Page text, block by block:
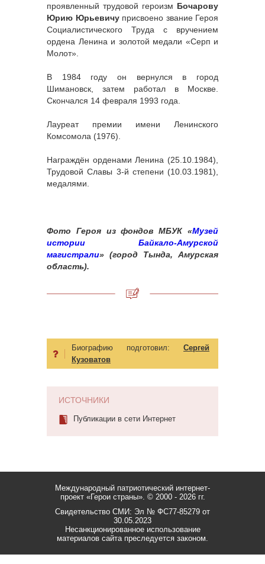
проявленный трудовой героизм Бочарову
Юрию Юрьевичуприсвоено звание Героя
Социалистического Труда с вручением
ордена Ленина и золотой медали «Серп и
Молот».
В 1984 году он вернулся в город
Шимановск, затем работал в Москве.
Скончался 14 февраля 1993 года.
Лауреат премии имени Ленинского
Комсомола (1976).
Награждён орденами Ленина (25.10.1984),
Трудовой Славы 3-й степени (10.03.1981),
медалями.
Фото Героя из фондов МБУК «Музей
истории Байкало-Амурской
магистрали» (город Тында, Амурская
область).
Биографию подготовил: Сергей
Кузоватов
ИСТОЧНИКИ
Публикации в сети Интернет
Международный патриотический интернет-
проект «Герои страны». © 2000 - 2026 гг.
Свидетельство СМИ: Эл № ФС77-85279 от
30.05.2023
Несанкционированное использование
материалов сайта преследуется законом.